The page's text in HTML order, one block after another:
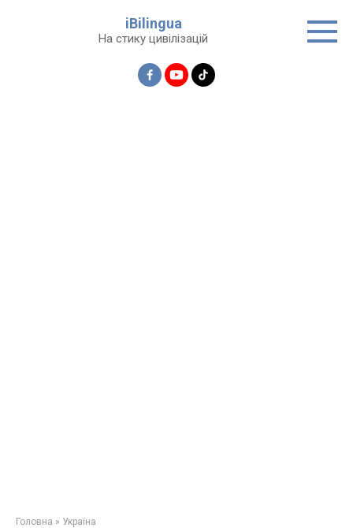
iBilingua
На стику цивілізацій
Головна » Україна